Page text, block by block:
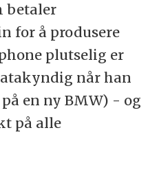
betaler
for å produsere
plutselig er
når han
en ny BMW) - og
på alle